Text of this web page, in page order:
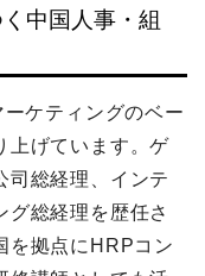
中国人事・組
ケティングのベー
上げています。ゲ
司総経理、インテ
グ総経理を歴任さ
を拠点にHRPコン